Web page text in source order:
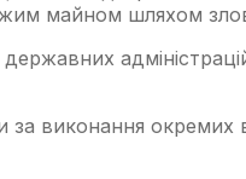
майном шляхом
за виконання